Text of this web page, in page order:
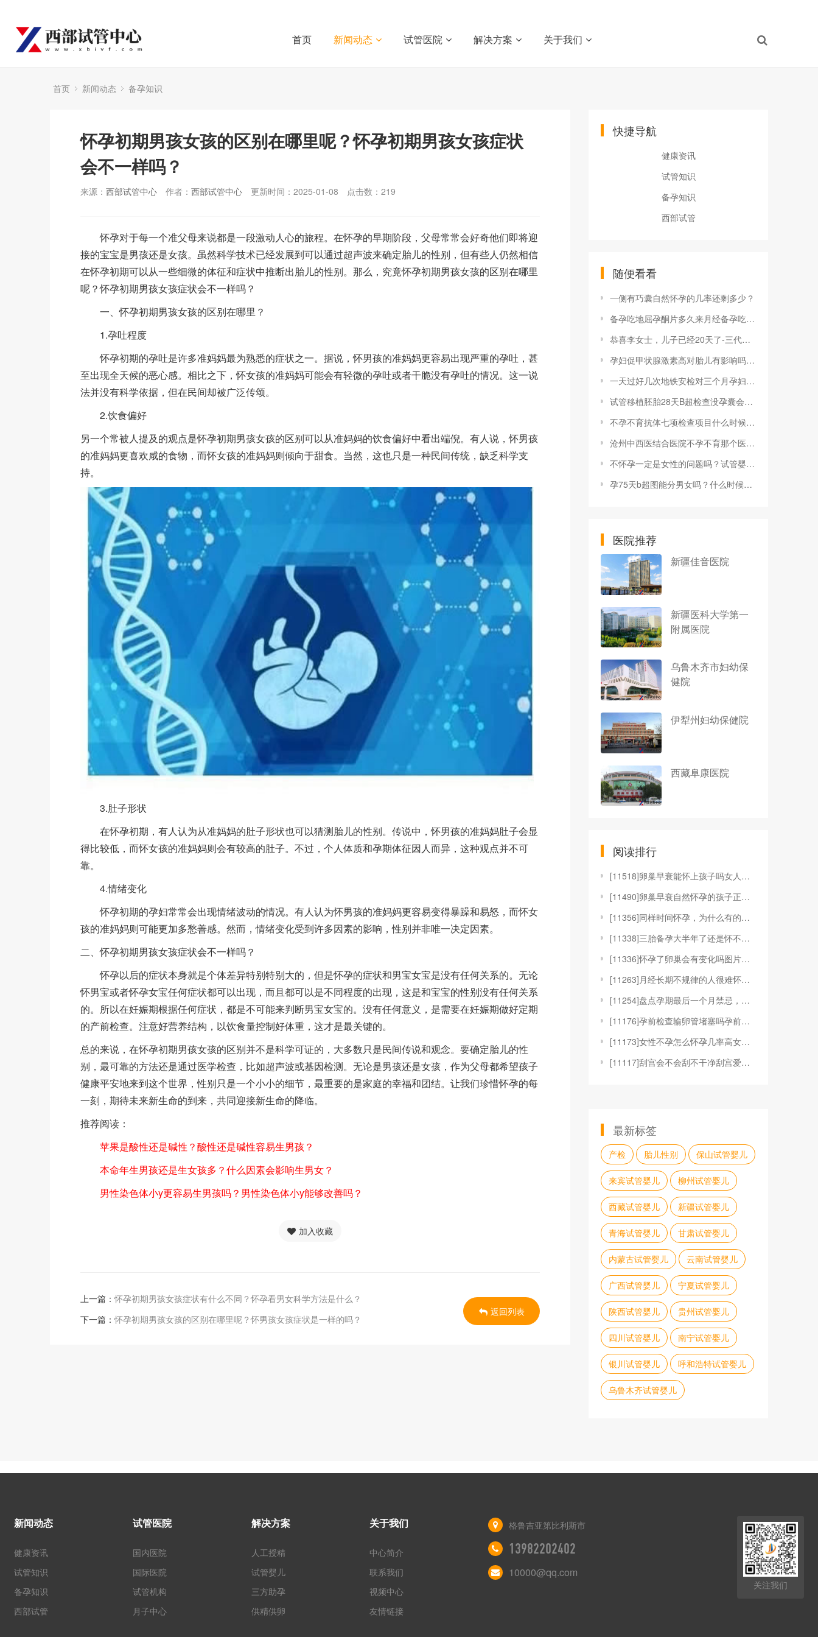
首页 新闻动态 试管医院 解决方案 关于我们
首页 新闻动态 备孕知识
怀孕初期男孩女孩的区别在哪里呢？怀孕初期男孩女孩症状
会不一样吗？
来源： 西部试管中心 作者： 西部试管中心 更新时间：2025-01-08 点击数： 219
怀孕对于每一个准父母来说都是一段激动人心的旅程。在怀孕的早期阶段，父母常常会好奇他们即将迎
接的宝宝是男孩还是女孩。虽然科学技术已经发展到可以通过超声波来确定胎儿的性别，但有些人仍然相信
在怀孕初期可以从一些细微的体征和症状中推断出胎儿的性别。那么，究竟怀孕初期男孩女孩的区别在哪里
呢？怀孕初期男孩女孩症状会不一样吗？
一、怀孕初期男孩女孩的区别在哪里？
1.孕吐程度
怀孕初期的孕吐是许多准妈妈最为熟悉的症状之一。据说，怀男孩的准妈妈更容易出现严重的孕吐，甚
至出现全天候的恶心感。相比之下，怀女孩的准妈妈可能会有轻微的孕吐或者干脆没有孕吐的情况。这一说
法并没有科学依据，但在民间却被广泛传颂。
2.饮食偏好
另一个常被人提及的观点是怀孕初期男孩女孩的区别可以从准妈妈的饮食偏好中看出端倪。有人说，怀男孩
的准妈妈更喜欢咸的食物，而怀女孩的准妈妈则倾向于甜食。当然，这也只是一种民间传统，缺乏科学支
持。
3.肚子形状
在怀孕初期，有人认为从准妈妈的肚子形状也可以猜测胎儿的性别。传说中，怀男孩的准妈妈肚子会显
得比较低，而怀女孩的准妈妈则会有较高的肚子。不过，个人体质和孕期体征因人而异，这种观点并不可
靠。
4.情绪变化
怀孕初期的孕妇常常会出现情绪波动的情况。有人认为怀男孩的准妈妈更容易变得暴躁和易怒，而怀女
孩的准妈妈则可能更加多愁善感。然而，情绪变化受到许多因素的影响，性别并非唯一决定因素。
二、怀孕初期男孩女孩症状会不一样吗？
怀孕以后的症状本身就是个体差异特别特别大的，但是怀孕的症状和男宝女宝是没有任何关系的。无论
怀男宝或者怀孕女宝任何症状都可以出现，而且都可以是不同程度的出现，这是和宝宝的性别没有任何关系
的。所以在妊娠期根据任何症状，都是不可能来判断男宝女宝的。没有任何意义，是需要在妊娠期做好定期
的产前检查。注意好营养结构，以饮食量控制好体重，这才是最关键的。
总的来说，在怀孕初期男孩女孩的区别并不是科学可证的，大多数只是民间传说和观念。要确定胎儿的性
别，最可靠的方法还是通过医学检查，比如超声波或基因检测。无论是男孩还是女孩，作为父母都希望孩子
健康平安地来到这个世界，性别只是一个小小的细节，最重要的是家庭的幸福和团结。让我们珍惜怀孕的每
一刻，期待未来新生命的到来，共同迎接新生命的降临。
推荐阅读：
苹果是酸性还是碱性？酸性还是碱性容易生男孩？
本命年生男孩还是生女孩多？什么因素会影响生男女？
男性染色体小y更容易生男孩吗？男性染色体小y能够改善吗？
加入收藏
上一篇：怀孕初期男孩女孩症状有什么不同？怀孕看男女科学方法是什么？
下一篇：怀孕初期男孩女孩的区别在哪里呢？怀男孩女孩症状是一样的吗？
返回列表
快捷导航
健康资讯
试管知识
备孕知识
西部试管
随便看看
一侧有巧囊自然怀孕的几率还剩多少？
备孕吃地屈孕酮片多久来月经备孕吃地屈孕酮片的作用有哪些 能止血吗
恭喜李女士，儿子已经20天了-三代试管助孕案例
孕妇促甲状腺激素高对胎儿有影响吗孕妇促甲状腺激素偏高的症状有哪些 正常了可以停药吗
一天过好几次地铁安检对三个月孕妇有较大辐射吗？会影响宝宝健康吗？
试管移植胚胎28天B超检查没孕囊会很危险吗？
不孕不育抗体七项检查项目什么时候查比较好
沧州中西医结合医院不孕不育那个医生看的好沧州中西医结合医院试管婴儿成功率高吗 费用是多少
不怀孕一定是女性的问题吗？试管婴儿的风险有多大？不要进入这些生育误解！
孕75天b超图能分男女吗？什么时候可以测胎儿男女？
医院推荐
新疆佳音医院
新疆医科大学第一
附属医院
乌鲁木齐市妇幼保
健院
伊犁州妇幼保健院
西藏阜康医院
阅读排行
[11518]卵巢早衰能怀上孩子吗女人卵巢早衰还会怀孕
[11490]卵巢早衰自然怀孕的孩子正常吗卵巢早衰自然
[11356]同样时间怀孕，为什么有的显怀而有的不显怀
[11338]三胎备孕大半年了还是怀不上是怎么回事？
[11336]怀孕了卵巢会有变化吗图片怀孕后和卵巢有关
[11263]月经长期不规律的人很难怀孕吗？
[11254]盘点孕期最后一个月禁忌，避免过度紧张放松
[11176]孕前检查输卵管堵塞吗孕前要查输卵管吗孕前
[11173]女性不孕怎么怀孕几率高女人不孕有什么办法
[11117]刮宫会不会刮不干净刮宫爱怀孕吗刮宫容易刮
最新标签
产检 胎儿性别 保山试管婴儿
来宾试管婴儿 柳州试管婴儿
西藏试管婴儿 新疆试管婴儿
青海试管婴儿 甘肃试管婴儿
内蒙古试管婴儿 云南试管婴儿
广西试管婴儿 宁夏试管婴儿
陕西试管婴儿 贵州试管婴儿
四川试管婴儿 南宁试管婴儿
银川试管婴儿 呼和浩特试管婴儿
乌鲁木齐试管婴儿
新闻动态
健康资讯
试管知识
备孕知识
西部试管
试管医院
国内医院
国际医院
试管机构
月子中心
解决方案
人工授精
试管婴儿
三方助孕
供精供卵
关于我们
中心简介
联系我们
视频中心
友情链接
格鲁吉亚第比利斯市
13982202402
10000@qq.com
关注我们